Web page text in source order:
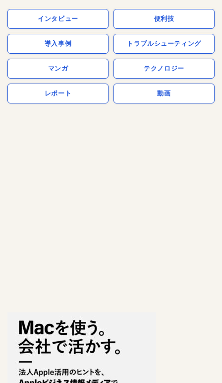
インタビュー 便利技
導入事例 トラブルシューティング
マンガ テクノロジー
レポート 動画